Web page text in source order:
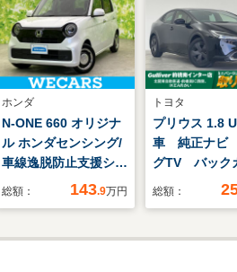
ホンダ
N-ONE 660 オリジナ
ル ホンダセンシング/
車線逸脱防止支援シス
テム/ヘッドランプ
防止装置/禁煙車/エア
総額： 143.9万円
トヨタ
プリウス 1.8
車 純正ナビ
グTV バック
ラ プリクラ
シュスタート
総額：